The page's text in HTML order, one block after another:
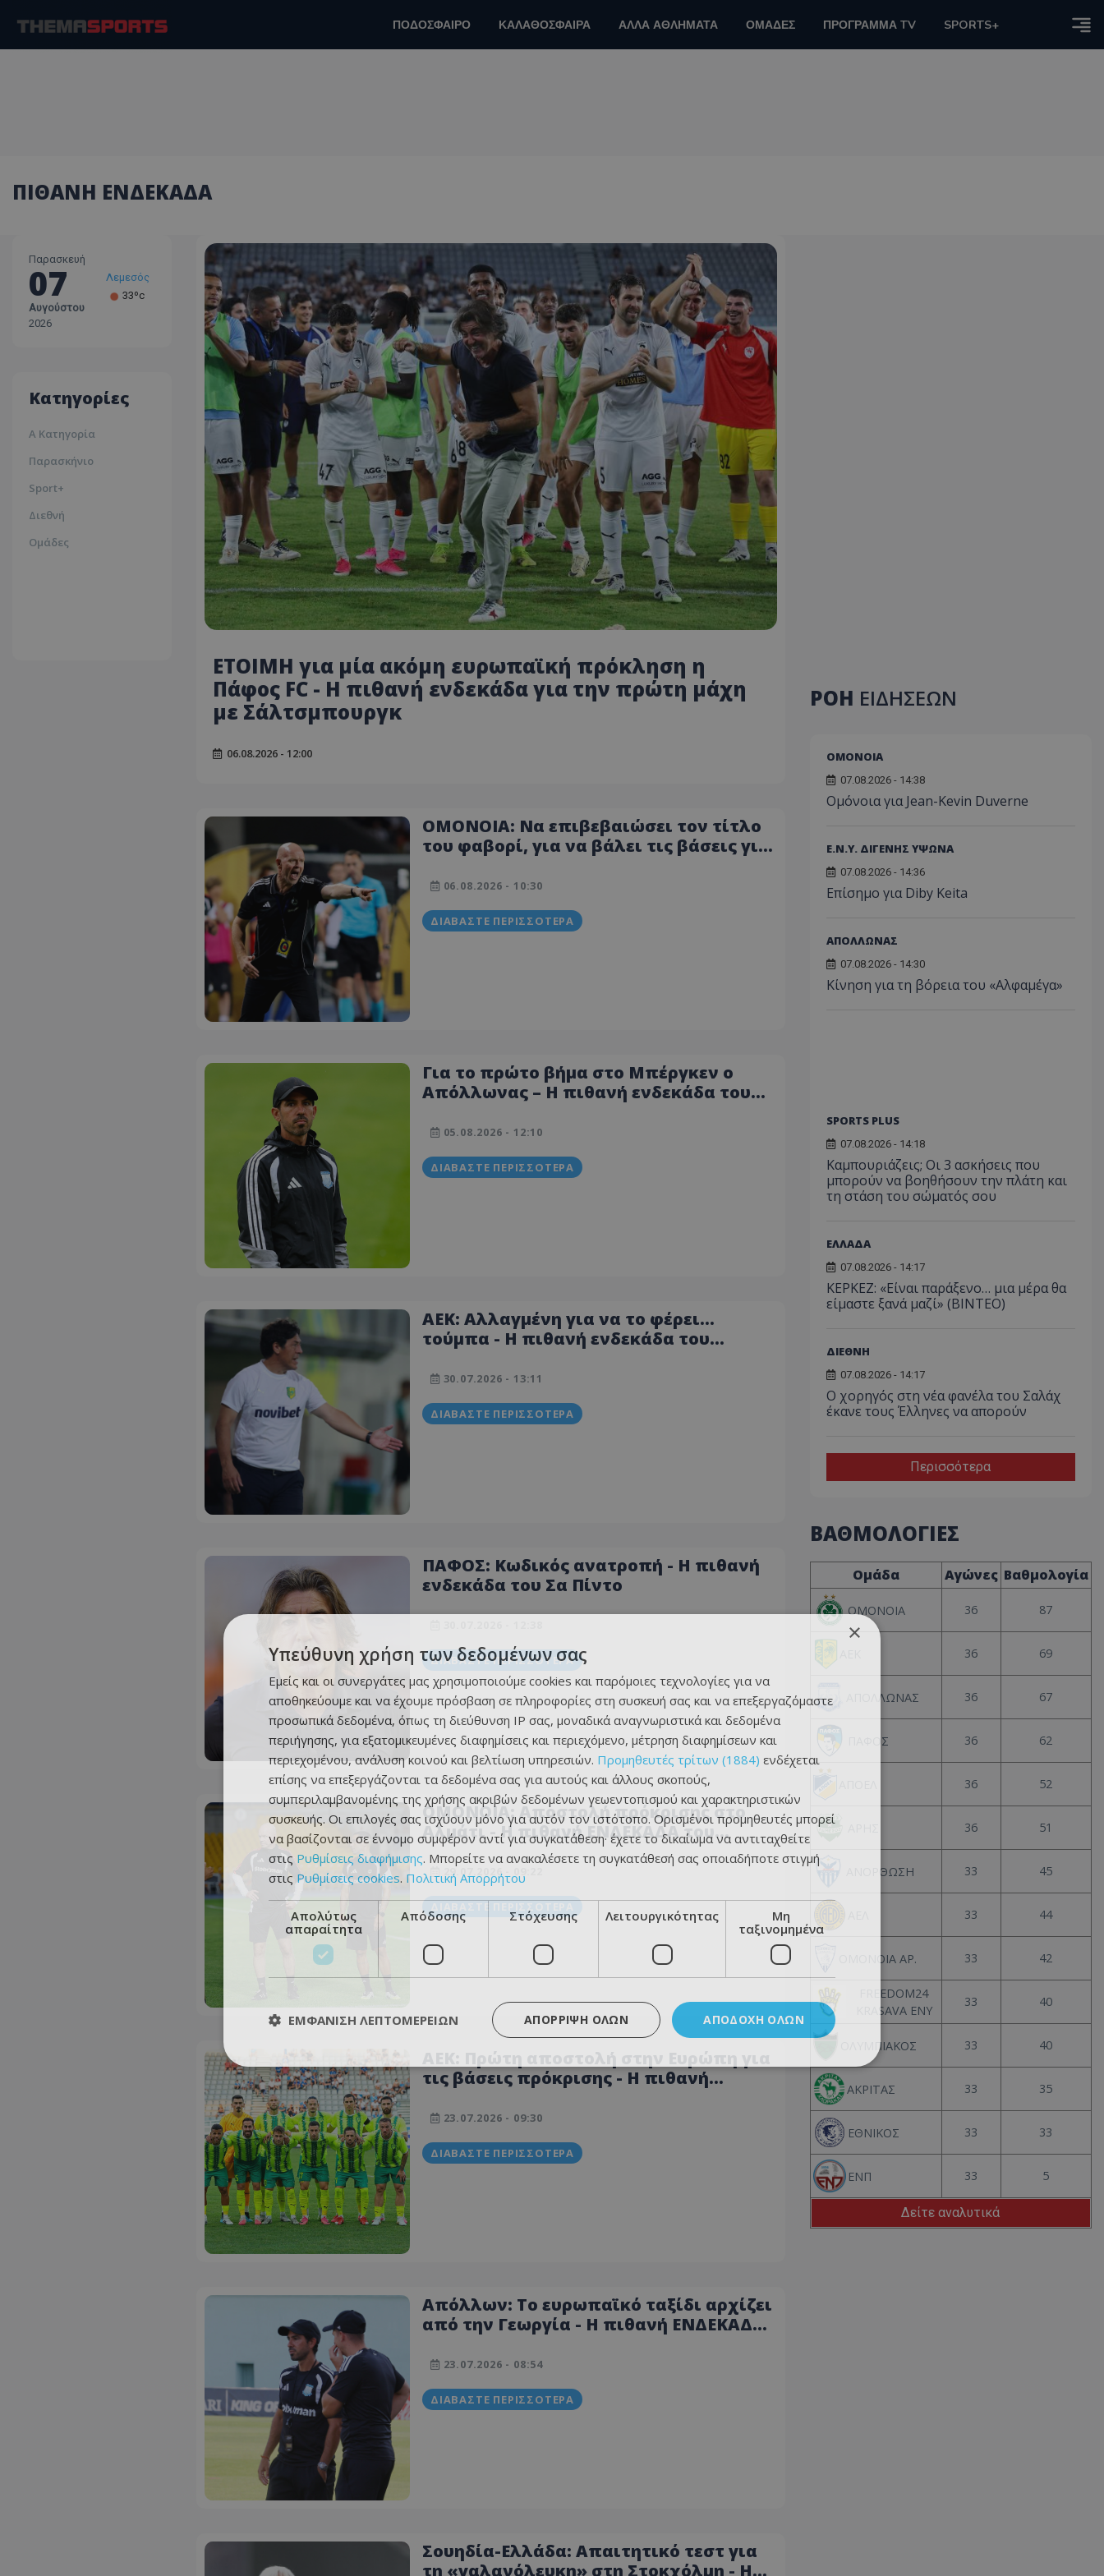
ΠΟΔΟΣΦΑΙΡΟ ΚΑΛΑΘΟΣΦΑΙΡΑ ΑΛΛΑ ΑΘΛΗΜΑΤΑ ΟΜΑΔΕΣ ΠΡΟΓΡΑΜΜΑ TV SPORTS+
ΠΙΘΑΝΗ ΕΝΔΕΚΑΔΑ
Παρασκευή
07
Αυγούστου
2026
Λεμεσός
33ºc
Κατηγορίες
Α Κατηγορία
Παρασκήνιο
Sport+
Διεθνή
Ομάδες
ΕΤΟΙΜΗ για μία ακόμη ευρωπαϊκή πρόκληση η
Πάφος FC - Η πιθανή ενδεκάδα για την πρώτη μάχη
με Σάλτσμπουργκ
06.08.2026 - 12:00
ΟΜΟΝΟΙΑ: Να επιβεβαιώσει τον τίτλο
του φαβορί, για να βάλει τις βάσεις για
06.08.2026 - 10:30
ΔΙΑΒΆΣΤΕ ΠΕΡΙΣΣΌΤΕΡΑ
Για το πρώτο βήμα στο Μπέργκεν ο
Απόλλωνας – Η πιθανή ενδεκάδα του
05.08.2026 - 12:10
ΔΙΑΒΆΣΤΕ ΠΕΡΙΣΣΌΤΕΡΑ
ΑΕΚ: Αλλαγμένη για να το φέρει...
τούμπα - Η πιθανή ενδεκάδα του
30.07.2026 - 13:11
ΔΙΑΒΆΣΤΕ ΠΕΡΙΣΣΌΤΕΡΑ
ΠΑΦΟΣ: Κωδικός ανατροπή - Η πιθανή
ενδεκάδα του Σα Πίντο
ΔΙΑΒΆΣΤΕ ΠΕΡΙΣΣΌΤΕΡΑ
ΟΜΟΝΟΙΑ: Αποστολή πρόκρισης στο
Αλμάτι - Η πιθανή ΕΝΔΕΚΑΔΑ του
Μπεργκ με ένα... ερωτηματικό
29.07.2026 - 09:22
τις βάσεις πρόκρισης - Η πιθανή
23.07.2026 - 09:30
ΔΙΑΒΆΣΤΕ ΠΕΡΙΣΣΌΤΕΡΑ
Απόλλων: Το ευρωπαϊκό ταξίδι αρχίζει
από την Γεωργία - Η πιθανή ΕΝΔΕΚΑΔΑ
23.07.2026 - 08:54
ΔΙΑΒΆΣΤΕ ΠΕΡΙΣΣΌΤΕΡΑ
Σουηδία-Ελλάδα: Απαιτητικό τεστ για
τη «γαλανόλευκη» στη Στοκχόλμη - Η
ΡΟΗ ΕΙΔΗΣΕΩΝ
ΟΜΟΝΟΙΑ
07.08.2026 - 14:38
Ομόνοια για Jean-Kevin Duverne
Ε.Ν.Υ. ΔΙΓΕΝΗΣ ΥΨΩΝΑ
07.08.2026 - 14:36
Επίσημο για Diby Keita
ΑΠΟΛΛΩΝΑΣ
07.08.2026 - 14:30
Κίνηση για τη βόρεια του «Αλφαμέγα»
SPORTS PLUS
07.08.2026 - 14:18
Καμπουριάζεις; Οι 3 ασκήσεις που
μπορούν να βοηθήσουν την πλάτη και
τη στάση του σώματός σου
ΕΛΛΑΔΑ
07.08.2026 - 14:17
ΚΕΡΚΕΖ: «Είναι παράξενο… μια μέρα θα
είμαστε ξανά μαζί» (BINTEO)
ΔΙΕΘΝΗ
07.08.2026 - 14:17
Ο χορηγός στη νέα φανέλα του Σαλάχ
έκανε τους Έλληνες να απορούν
Περισσότερα
ΒΑΘΜΟΛΟΓΙΕΣ
Ομάδα Αγώνες Βαθμολογία
ΟΜΟΝΟΙΑ 36 87
36 69
ΑΠΟΛΛΩΝΑΣ 36 67
ΠΑΦΟΣ 36 62
36 52
36 51
ΑΝΟΡΘΩΣΗ 33 45
33 44
ΟΜΟΝΟΙΑ ΑΡ. 33 42
FREEDOM24
KRASAVA ΕΝΥ
33 40
ΟΛΥΜΠΙΑΚΟΣ 33 40
ΑΚΡΙΤΑΣ 33 35
ΕΘΝΙΚΟΣ 33 33
ΕΝΠ 33 5
Δείτε αναλυτικά
×
Υπεύθυνη χρήση των δεδομένων σας
Εμείς και οι συνεργάτες μας χρησιμοποιούμε cookies και παρόμοιες τεχνολογίες για να
αποθηκεύουμε και να έχουμε πρόσβαση σε πληροφορίες στη συσκευή σας και να επεξεργαζόμαστε
προσωπικά δεδομένα, όπως τη διεύθυνση IP σας, μοναδικά αναγνωριστικά και δεδομένα
περιήγησης, για εξατομικευμένες διαφημίσεις και περιεχόμενο, μέτρηση διαφημίσεων και
περιεχομένου, ανάλυση κοινού και βελτίωση υπηρεσιών. Προμηθευτές τρίτων (1884) ενδέχεται
επίσης να επεξεργάζονται τα δεδομένα σας για αυτούς και άλλους σκοπούς,
συμπεριλαμβανομένης της χρήσης ακριβών δεδομένων γεωεντοπισμού και χαρακτηριστικών
συσκευής. Οι επιλογές σας ισχύουν μόνο για αυτόν τον ιστότοπο. Ορισμένοι προμηθευτές μπορεί
να βασίζονται σε έννομο συμφέρον αντί για συγκατάθεση· έχετε το δικαίωμα να αντιταχθείτε
στις Ρυθμίσεις διαφήμισης. Μπορείτε να ανακαλέσετε τη συγκατάθεσή σας οποιαδήποτε στιγμή
στις Ρυθμίσεις cookies. Πολιτική Απορρήτου
Απολύτως
απαραίτητα
Απόδοσης Στόχευσης Λειτουργικότητας
Μη
ταξινομημένα
ΑΠΟΔΟΧΉ ΌΛΩΝ
ΑΠΌΡΡΙΨΗ ΌΛΩΝ
ΕΜΦΆΝΙΣΗ ΛΕΠΤΟΜΕΡΕΙΏΝ